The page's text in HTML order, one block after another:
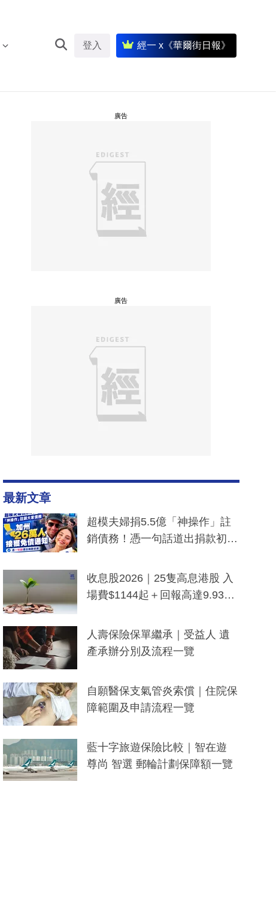
登入 經一 x《華爾街日報》
廣告
廣告
最新文章
超模夫婦捐5.5億「神操作」註
銷債務！憑一句話道出捐款初
一度被誤當詐騙手段
收息股2026｜25隻高息港股 入
場費$1144起＋回報高達9.93
人壽保險保單繼承｜受益人 遺
產承辦分別及流程一覽
自願醫保支氣管炎索償｜住院保
障範圍及申請流程一覽
藍十字旅遊保險比較｜智在遊
尊尚 智選 郵輪計劃保障額一覽